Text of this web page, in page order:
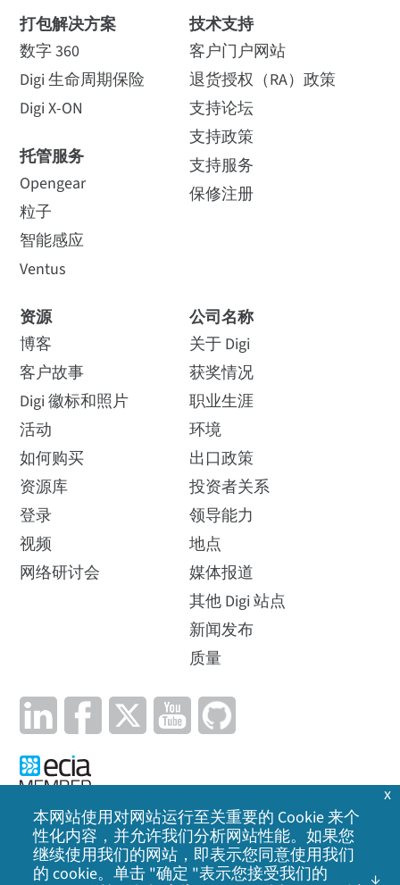
打包解决方案
数字 360
Digi 生命周期保险
Digi X-ON
托管服务
Opengear
粒子
智能感应
Ventus
技术支持
客户门户网站
退货授权（RA）政策
支持论坛
支持政策
支持服务
保修注册
资源
博客
客户故事
Digi 徽标和照片
活动
如何购买
资源库
登录
视频
网络研讨会
公司名称
关于 Digi
获奖情况
职业生涯
环境
出口政策
投资者关系
领导能力
地点
媒体报道
其他 Digi 站点
新闻发布
质量
隐私政策 | Cookie 政策 | 法律声明 | 网站地图
本网站使用对网站运行至关重要的 Cookie 来个
性化内容，并允许我们分析网站性能。如果您
继续使用我们的网站，即表示您同意使用我们
的 cookie。单击 "确定 "表示您接受我们的
x